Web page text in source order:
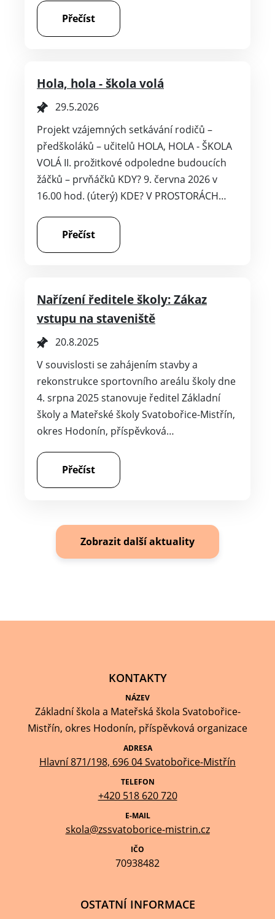
Přečíst
Hola, hola - škola volá
29.5.2026
Projekt vzájemných setkávání rodičů –
předškoláků – učitelů HOLA, HOLA - ŠKOLA
VOLÁ II. prožitkové odpoledne budoucích
žáčků – prvňáčků KDY? 9. června 2026 v
16.00 hod. (úterý) KDE? V PROSTORÁCH…
Přečíst
Nařízení ředitele školy: Zákaz
vstupu na staveniště
20.8.2025
V souvislosti se zahájením stavby a
rekonstrukce sportovního areálu školy dne
4. srpna 2025 stanovuje ředitel Základní
školy a Mateřské školy Svatobořice-Mistřín,
okres Hodonín, příspěvková…
Přečíst
Zobrazit další aktuality
KONTAKTY
NÁZEV
Základní škola a Mateřská škola Svatobořice-
Mistřín, okres Hodonín, příspěvková organizace
ADRESA
Hlavní 871/198, 696 04 Svatobořice-Mistřín
TELEFON
+420 518 620 720
E-MAIL
skola@zssvatoborice-mistrin.cz
IČO
70938482
OSTATNÍ INFORMACE